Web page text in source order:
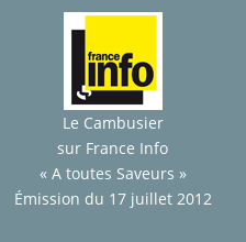
Le Cambusier
sur France Info
« A toutes Saveurs »
Émission du 17 juillet 2012